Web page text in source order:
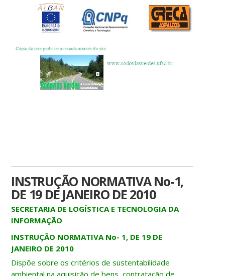
INSTRUÇÃO NORMATIVA No-1,
DE 19 DE JANEIRO DE 2010
SECRETARIA DE LOGÍSTICA E TECNOLOGIA DA
INFORMAÇÃO
INSTRUÇÃO NORMATIVA No- 1, DE 19 DE
JANEIRO DE 2010
Dispõe sobre os critérios de sustentabilidade